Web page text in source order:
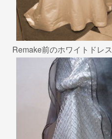
Remake前のホワイトドレス